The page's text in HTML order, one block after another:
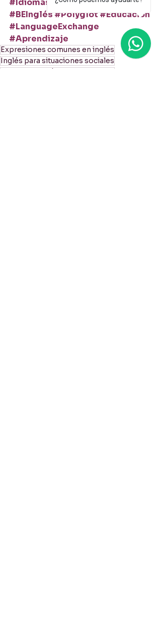
#Idiomas
#LearnEnglish
#BEInglés #Polyglot #Educación
#LanguageExchange
#Aprendizaje
Expresiones comunes en inglés
Inglés para situaciones sociales
Mejora tu inglés conversacional